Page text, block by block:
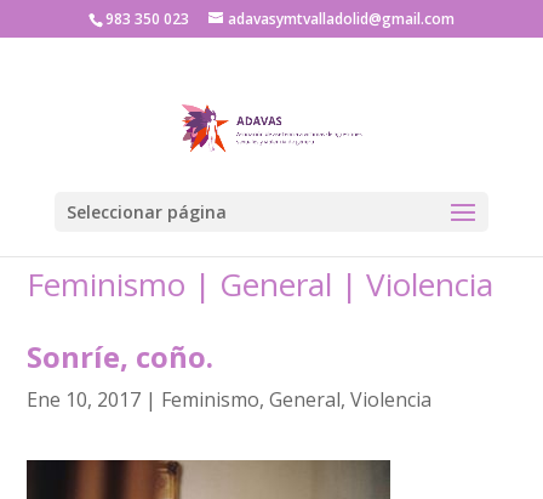
983 350 023 adavasymtvalladolid@gmail.com
Seleccionar página
Feminismo | General |Violencia
Sonríe, coño.
Ene 10, 2017 | Feminismo,General,Violencia